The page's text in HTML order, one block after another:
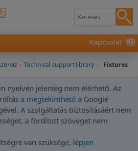
Kapcsolat
- Technical support library - Fixtures
nyelvén jelenleg nem elérhető. Az
a megtekinthető a Google
A szolgáltatás biztosításáért nem
a fordított szöveget nem
van szüksége, lépjen